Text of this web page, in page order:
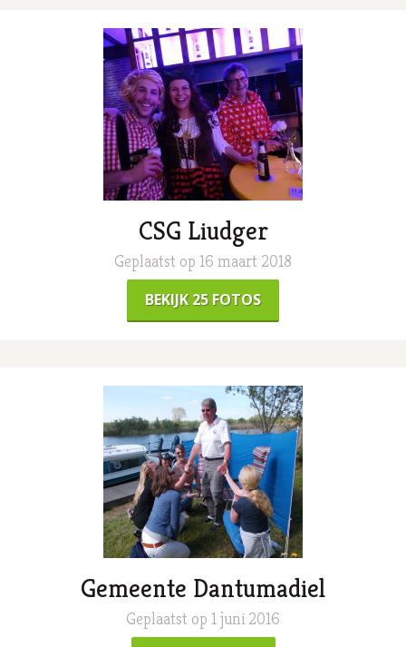
CSG Liudger
Geplaatst op 16 maart 2018
BEKIJK 25 FOTOS
Gemeente Dantumadiel
Geplaatst op 1 juni 2016